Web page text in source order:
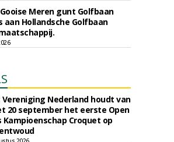
Meren gunt Golfbaan
aan Hollandsche Golfbaan
Vereniging Nederland houdt van
20 september het eerste Open
Kampioenschap Croquet op